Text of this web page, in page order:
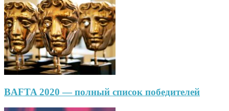
BAFTA 2020 — полный список победителей